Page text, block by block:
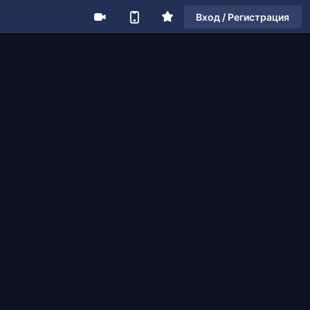
Вход / Регистрация